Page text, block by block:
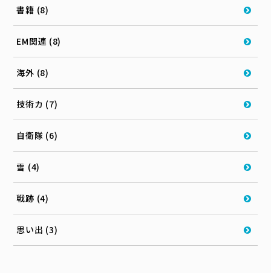
書籍 (8)
EM関連 (8)
海外 (8)
技術カ (7)
自衛隊 (6)
雪 (4)
戦跡 (4)
思い出 (3)